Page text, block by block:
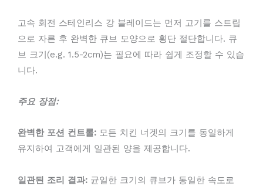
고속 회전 스테인리스 강 블레이드는 먼저 고기를 스트립
으로 자른 후 완벽한 큐브 모양으로 횡단 절단합니다. 큐
브 크기(e.g. 1.5-2cm)는 필요에 따라 쉽게 조정할 수 있습
니다.
주요 장점:
완벽한 포션 컨트롤: 모든 치킨 너겟의 크기를 동일하게
유지하여 고객에게 일관된 양을 제공합니다.
일관된 조리 결과: 균일한 크기의 큐브가 동일한 속도로